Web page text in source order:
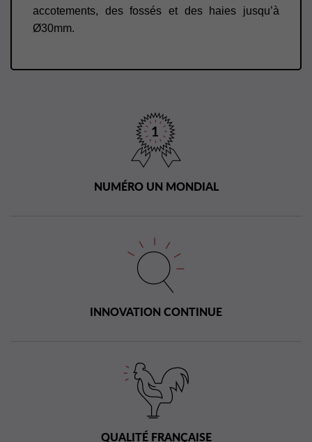
accotements, des fossés et des haies jusqu’à
Ø30mm.
NUMÉRO UN MONDIAL
INNOVATION CONTINUE
QUALITÉ FRANÇAISE